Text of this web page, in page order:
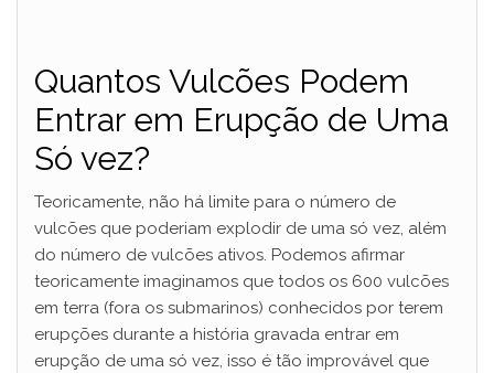
Quantos Vulcões Podem
Entrar em Erupção de Uma
Só vez?
Teoricamente, não há limite para o número de
vulcões que poderiam explodir de uma só vez, além
do número de vulcões ativos. Podemos afirmar
teoricamente imaginamos que todos os 600 vulcões
em terra (fora os submarinos) conhecidos por terem
erupções durante a história gravada entrar em
erupção de uma só vez, isso é tão improvável que